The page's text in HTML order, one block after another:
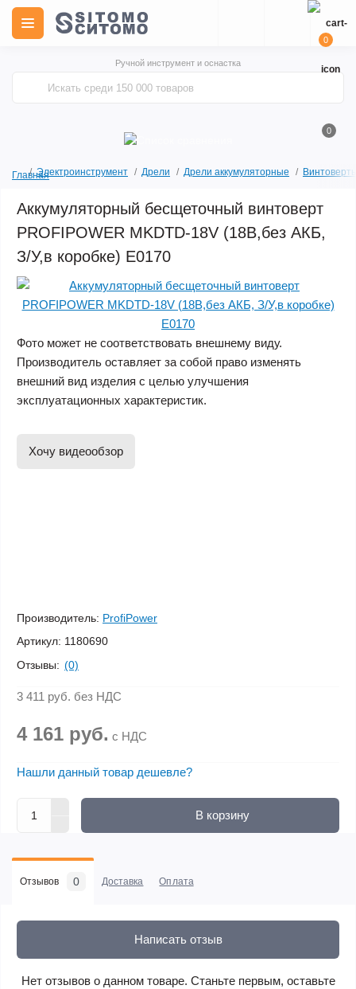
Ручной инструмент и оснастка
0
0
ГлавнаяЭлектроинструмент Дрели Дрели аккумуляторные
Аккумуляторный беcщеточный винтоверт
PROFIPOWER MKDTD-18V (18В,без АКБ,
З/У,в коробке) E0170
Фото может не соответствовать внешнему виду.
Производитель оставляет за собой право изменять
внешний вид изделия с целью улучшения
эксплуатационных характеристик.
Хочу видеообзор
Производитель: ProfiPower
Артикул: 1180690
Отзывы: (0)
3 411 руб. без НДС
4 161 руб. с НДС
Нашли данный товар дешевле?
В корзину
Отзывов 0 Доставка Оплата
Написать отзыв
Нет отзывов о данном товаре. Станьте первым, оставьте